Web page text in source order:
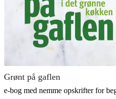
Grønt på gaflen
e-bog med nemme opskrifter for